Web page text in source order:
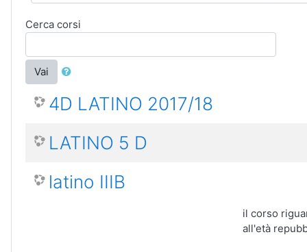
Cerca corsi
Vai
4D LATINO 2017/18
LATINO 5 D
latino IIIB
il corso
all'età